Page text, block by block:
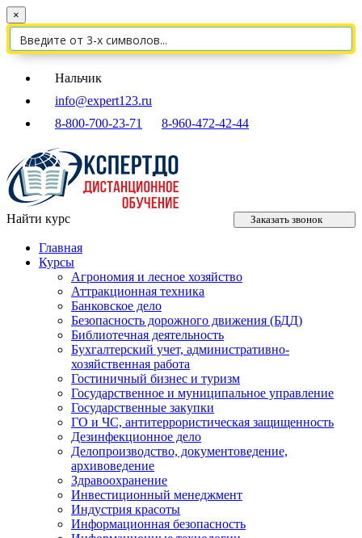
×
Нальчик
info@expert123.ru
8-800-700-23-71
8-960-472-42-44
Найти курс Заказать звонок
Главная
Курсы
Агрономия и лесное хозяйство
Аттракционная техника
Банковское дело
Безопасность дорожного движения (БДД)
Библиотечная деятельность
Бухгалтерский учет, административно-
хозяйственная работа
Гостиничный бизнес и туризм
Государственное и муниципальное управление
Государственные закупки
ГО и ЧС, антитеррористическая защищенность
Дезинфекционное дело
Делопроизводство, документоведение,
архивоведение
Здравоохранение
Инвестиционный менеджмент
Индустрия красоты
Информационная безопасность